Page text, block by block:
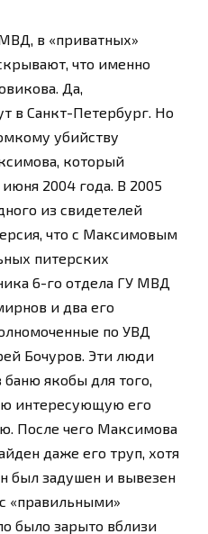
в «приватных»
что именно
Да,
в Санкт-Петербург. Но
убийству
который
2004 года. В 2005
из свидетелей
что с Максимовым
питерских
6-го отдела ГУ МВД
и два его
по УВД
Бочуров. Эти люди
якобы для того,
интересующую его
После чего Максимова
даже его труп, хотя
был задушен и вывезен
«правильными»
было зарыто вблизи